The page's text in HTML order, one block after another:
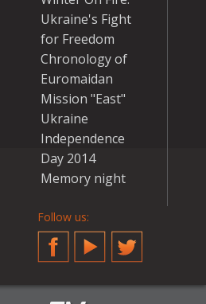
Ukraine's Fight
for Freedom
Chronology of
Euromaidan
Mission "East"
Ukraine
Independence
Day 2014
Memory night
Follow us:
FacebookYouTubeTwitter